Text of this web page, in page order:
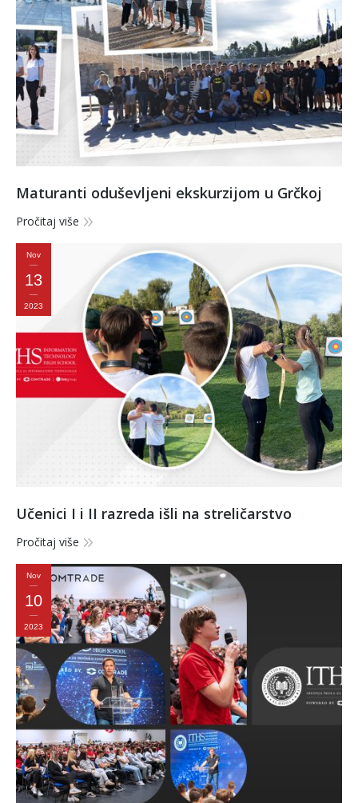
Maturanti oduševljeni ekskurzijom u Grčkoj
Pročitaj više
Nov
13
2023
Učenici I i II razreda išli na streličarstvo
Pročitaj više
Nov
10
2023